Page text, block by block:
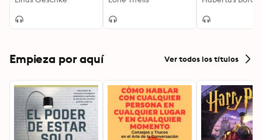
Empieza por aquí Ver todos los títulos